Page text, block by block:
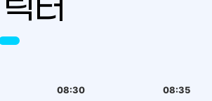
08:30 08:35